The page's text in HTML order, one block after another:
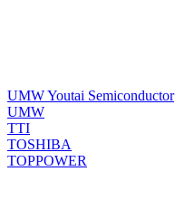
UMW Youtai Semiconductor
UMW
TTI
TOSHIBA
TOPPOWER